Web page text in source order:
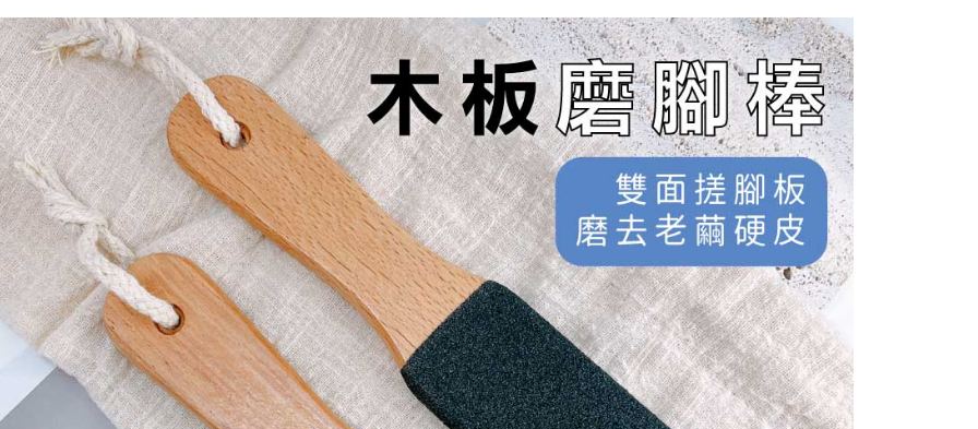
１．於結帳方式選擇「AFTEE先享後付」後，將跳轉至「AFTEE先享後
付」結帳頁面，進行簡訊認證並確認金額後，即可完成結帳。
２．訂單成立數日內，您將收到繳費通知簡訊。
３．收到繳費通知簡訊後14天內，點擊此簡訊中的連結，可透過四大超商
／ATM／網路銀行／等多元方式進行付款，方視為交易完成。
※ 請注意：結帳手續完成當下不需立刻繳費，但若您需要取消訂單，請聯
絡購買商品的店家。未經商家同意取消之訂單仍視為有效，需透過AFTEE
先享後付繳納相關費用。
※ 交易是否成功請以「AFTEE先享後付 」之結帳頁面顯示為準，若有關於
是否繳費成功／繳費後需取消欲退款等相關疑問，請聯繫「AFTEE先享後
付客戶支援中心」https://netprotections.freshdesk.com/support/home
【注意事項】
１．透過由恩沛科技股份有限公司提供之「AFTEE先享後付」服務完成之
交易，需依本服務之必要範圍內提供個人資料，並將交易相關給付款項請
求債權轉讓予恩沛科技股份有限公司。
２．關於個人資料處理事宜，請瀏覽以下網址：
https://aftee.tw/terms/#terms3
３．未成年的使用者請事先徵得法定代理人或監護人之同意方可使用
「AFTEE先享後付」，若未經同意申辦者引起之損失，本公司不負相關責
任。
每筆NT$70，滿NT$2,500(含以上)免運費
付款後全家取貨
每筆NT$70，滿NT$2,500(含以上)免運費
7-11取貨付款
每筆NT$70，滿NT$2,500(含以上)免運費
付款後7-11取貨
每筆NT$70，滿NT$2,500(含以上)免運費
宅配 (可指定時間)
每筆NT$100，滿NT$2,500(含以上)免運費
郵局郵寄
每筆NT$100，滿NT$2,500(含以上)免運費
海外宅配 查看運費